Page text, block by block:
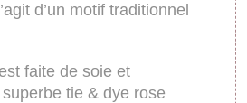
d’un motif traditionnel
faite de soie et
tie & dye rose